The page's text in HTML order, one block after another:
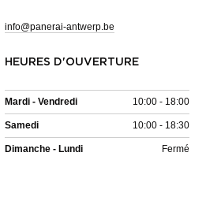
info@panerai-antwerp.be
HEURES D'OUVERTURE
Mardi - Vendredi 10:00 - 18:00
Samedi 10:00 - 18:30
Dimanche - Lundi Fermé